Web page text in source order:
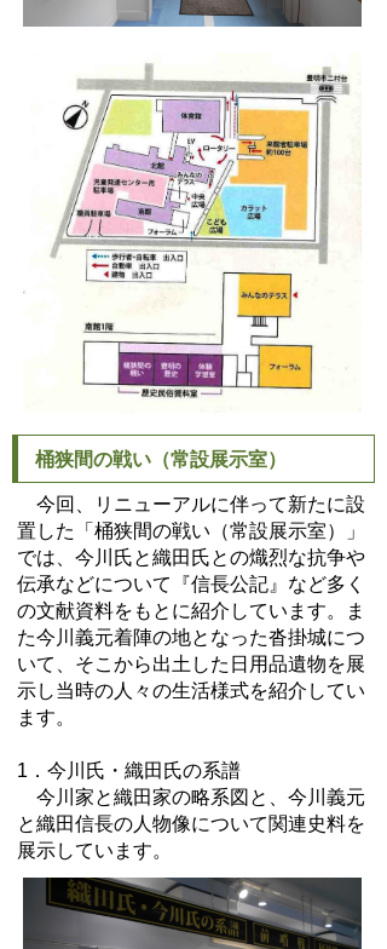
桶狭間の戦い（常設展示室）
今回、リニューアルに伴って新たに設
置した「桶狭間の戦い（常設展示室）」
では、今川氏と織田氏との熾烈な抗争や
伝承などについて『信長公記』など多く
の文献資料をもとに紹介しています。ま
た今川義元着陣の地となった沓掛城につ
いて、そこから出土した日用品遺物を展
示し当時の人々の生活様式を紹介してい
ます。
1．今川氏・織田氏の系譜
今川家と織田家の略系図と、今川義元
と織田信長の人物像について関連史料を
展示しています。